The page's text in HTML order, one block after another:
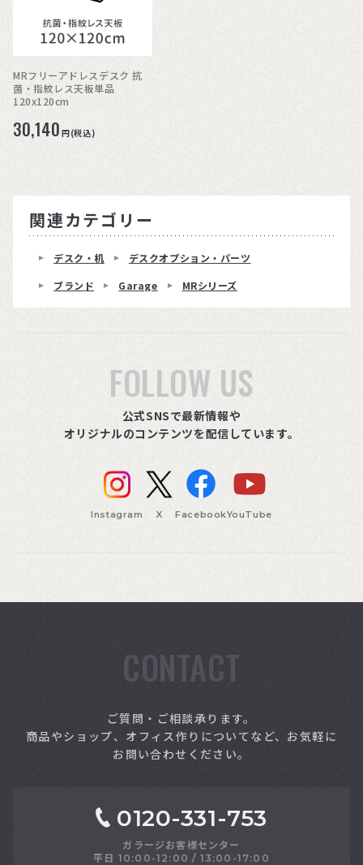
MRフリーアドレスデスク 抗
菌・指紋レス天板単品
120x120cm
30,140 円(税込)
関連カテゴリー
デスク・机
デスクオプション・パーツ
ブランド
Garage MRシリーズ
FOLLOW US
公式SNSで最新情報や
オリジナルのコンテンツを配信しています。
Instagram X FacebookYouTube
CONTACT
ご質問・ご相談承ります。
商品やショップ、オフィス作りについてなど、お気軽に
お問い合わせください。
0120-331-753
ガラージお客様センター
平日 10:00-12:00 / 13:00-17:00